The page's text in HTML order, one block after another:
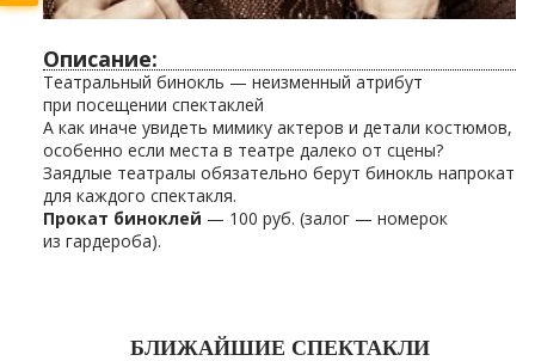
Описание:
Театральный бинокль — неизменный атрибут
при посещении спектаклей
А как иначе увидеть мимику актеров и детали костюмов,
особенно если места в театре далеко от сцены?
Заядлые театралы обязательно берут бинокль напрокат
для каждого спектакля.
Прокат биноклей — 100 руб. (залог — номерок
из гардероба).
БЛИЖАЙШИЕ СПЕКТАКЛИ